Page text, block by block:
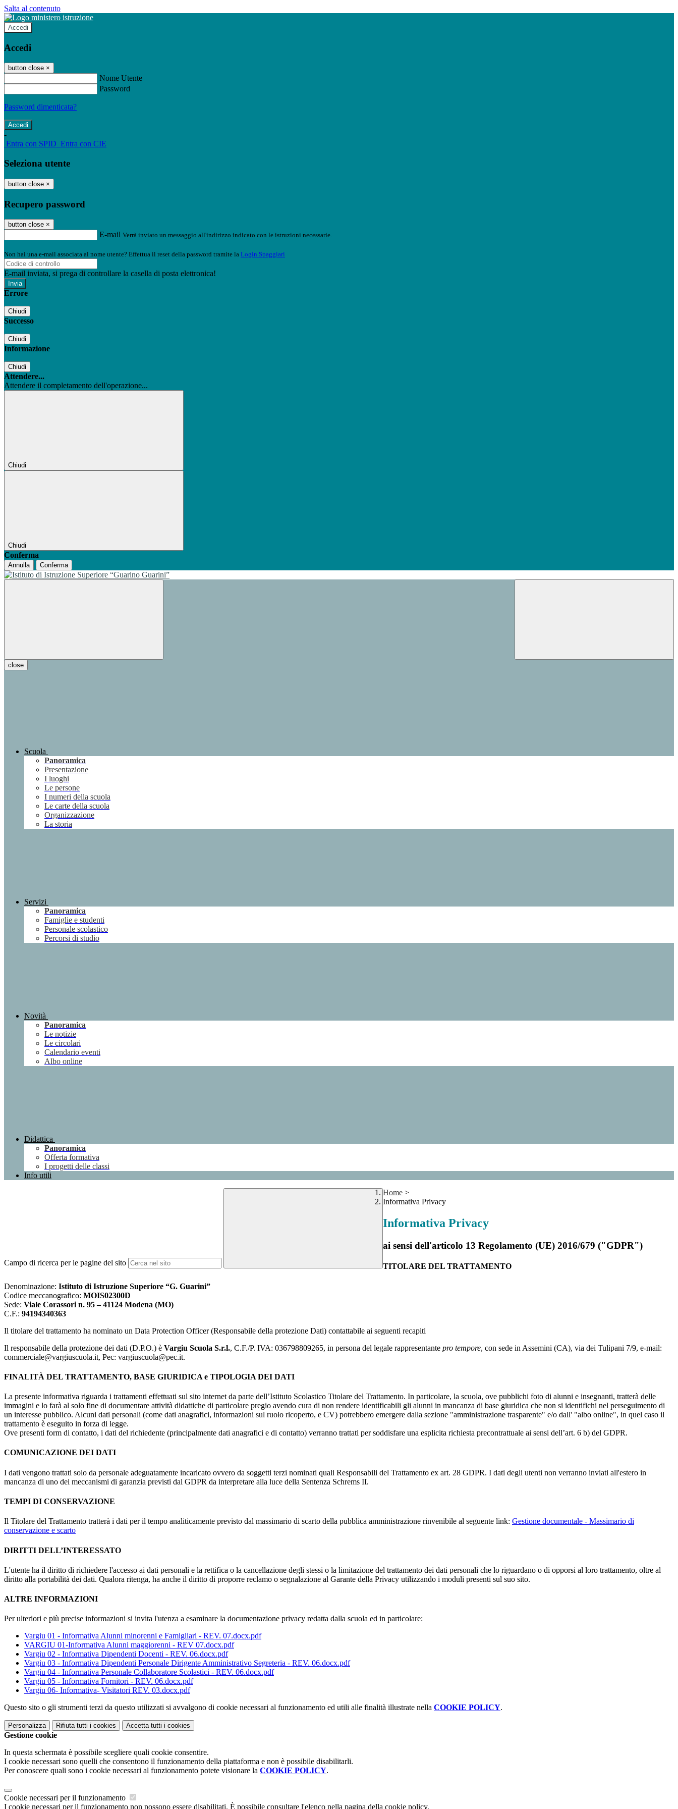
Salta al contenuto
Accedi
Accedi
button close ×
Nome Utente
Password
Password dimenticata?
-
Entra con SPID Entra con CIE
Seleziona utente
button close ×
Recupero password
button close ×
E-mail Verrà inviato un messaggio all'indirizzo indicato con le istruzioni necessarie.
Non hai una e-mail associata al nome utente? Effettua il reset della password tramite la Login Spaggiari
E-mail inviata, si prega di controllare la casella di posta elettronica!
Errore
Chiudi
Successo
Chiudi
Informazione
Chiudi
Attendere...
Attendere il completamento dell'operazione...
Chiudi
Chiudi
Conferma
Annulla Conferma
close
Scuola
Panoramica
Presentazione
I luoghi
Le persone
I numeri della scuola
Le carte della scuola
Organizzazione
La storia
Servizi
Panoramica
Famiglie e studenti
Personale scolastico
Percorsi di studio
Novità
Panoramica
Le notizie
Le circolari
Calendario eventi
Albo online
Didattica
Panoramica
Offerta formativa
I progetti delle classi
Info utili
Campo di ricerca per le pagine del sito
Home >
Informativa Privacy
Informativa Privacy
ai sensi dell'articolo 13 Regolamento (UE) 2016/679 ("GDPR")
TITOLARE DEL TRATTAMENTO
Denominazione: Istituto di Istruzione Superiore “G. Guarini”
Codice meccanografico: MOIS02300D
Sede: Viale Corassori n. 95 – 41124 Modena (MO)
C.F.: 94194340363
Il titolare del trattamento ha nominato un Data Protection Officer (Responsabile della protezione Dati) contattabile ai seguenti recapiti
Il responsabile della protezione dei dati (D.P.O.) è Vargiu Scuola S.r.l., C.F./P. IVA: 036798809265, in persona del legale rappresentante pro tempore, con sede in Assemini (CA), via dei Tulipani 7/9, e-mail:
commerciale@vargiuscuola.it, Pec: vargiuscuola@pec.it.
FINALITÀ DEL TRATTAMENTO, BASE GIURIDICA e TIPOLOGIA DEI DATI
La presente informativa riguarda i trattamenti effettuati sul sito internet da parte dell’Istituto Scolastico Titolare del Trattamento. In particolare, la scuola, ove pubblichi foto di alunni e insegnanti, tratterà delle
immagini e lo farà al solo fine di documentare attività didattiche di particolare pregio avendo cura di non rendere identificabili gli alunni in mancanza di base giuridica che non si identifichi nel perseguimento di
un interesse pubblico. Alcuni dati personali (come dati anagrafici, informazioni sul ruolo ricoperto, e CV) potrebbero emergere dalla sezione "amministrazione trasparente" e/o dall' "albo online", in quel caso il
trattamento è eseguito in forza di legge.
Ove presenti form di contatto, i dati del richiedente (principalmente dati anagrafici e di contatto) verranno trattati per soddisfare una esplicita richiesta precontrattuale ai sensi dell’art. 6 b) del GDPR.
COMUNICAZIONE DEI DATI
I dati vengono trattati solo da personale adeguatamente incaricato ovvero da soggetti terzi nominati quali Responsabili del Trattamento ex art. 28 GDPR. I dati degli utenti non verranno inviati all'estero in
mancanza di uno dei meccanismi di garanzia previsti dal GDPR da interpretare alla luce della Sentenza Schrems II.
TEMPI DI CONSERVAZIONE
Il Titolare del Trattamento tratterà i dati per il tempo analiticamente previsto dal massimario di scarto della pubblica amministrazione rinvenibile al seguente link: Gestione documentale - Massimario di
conservazione e scarto
DIRITTI DELL’INTERESSATO
L'utente ha il diritto di richiedere l'accesso ai dati personali e la rettifica o la cancellazione degli stessi o la limitazione del trattamento dei dati personali che lo riguardano o di opporsi al loro trattamento, oltre al
diritto alla portabilità dei dati. Qualora ritenga, ha anche il diritto di proporre reclamo o segnalazione al Garante della Privacy utilizzando i moduli presenti sul suo sito.
ALTRE INFORMAZIONI
Per ulteriori e più precise informazioni si invita l'utenza a esaminare la documentazione privacy redatta dalla scuola ed in particolare:
Vargiu 01 - Informativa Alunni minorenni e Famigliari - REV. 07.docx.pdf
VARGIU 01-Informativa Alunni maggiorenni - REV 07.docx.pdf
Vargiu 02 - Informativa Dipendenti Docenti - REV. 06.docx.pdf
Vargiu 03 - Informativa Dipendenti Personale Dirigente Amministrativo Segreteria - REV. 06.docx.pdf
Vargiu 04 - Informativa Personale Collaboratore Scolastici - REV. 06.docx.pdf
Vargiu 05 - Informativa Fornitori - REV. 06.docx.pdf
Vargiu 06- Informativa- Visitatori REV. 03.docx.pdf
Questo sito o gli strumenti terzi da questo utilizzati si avvalgono di cookie necessari al funzionamento ed utili alle finalità illustrate nella COOKIE POLICY.
Personalizza Rifiuta tutti i cookies Accetta tutti i cookies
Gestione cookie
In questa schermata è possibile scegliere quali cookie consentire.
I cookie necessari sono quelli che consentono il funzionamento della piattaforma e non è possibile disabilitarli.
Per conoscere quali sono i cookie necessari al funzionamento potete visionare la COOKIE POLICY.
Cookie necessari per il funzionamento
I cookie necessari per il funzionamento non possono essere disabilitati. È possibile consultare l'elenco nella pagina della cookie policy.